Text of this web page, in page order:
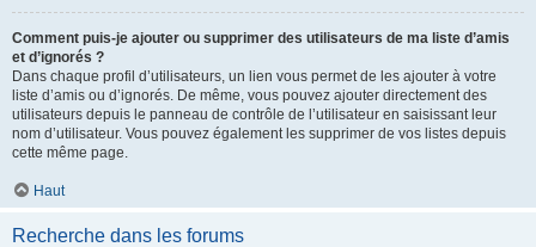
Comment puis-je ajouter ou supprimer des utilisateurs de ma liste d’amis
et d’ignorés ?
Dans chaque profil d’utilisateurs, un lien vous permet de les ajouter à votre
liste d’amis ou d’ignorés. De même, vous pouvez ajouter directement des
utilisateurs depuis le panneau de contrôle de l’utilisateur en saisissant leur
nom d’utilisateur. Vous pouvez également les supprimer de vos listes depuis
cette même page.
Haut
Recherche dans les forums